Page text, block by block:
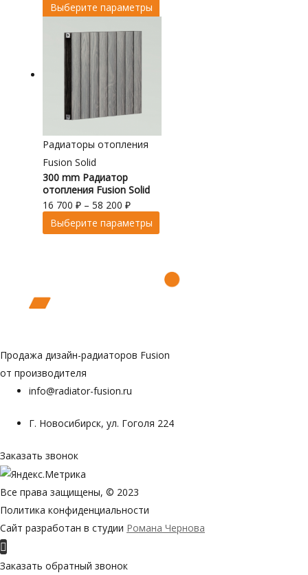
Выберите параметры
Радиаторы отопления
Fusion Solid
300 mm Радиатор
отопления Fusion Solid
16 700 ₽ – 58 200 ₽
Выберите параметры
Продажа дизайн-радиаторов Fusion
от производителя
info@radiator-fusion.ru
Г. Новосибирск, ул. Гоголя 224
Заказать звонок
Все права защищены, © 2023
Политика конфиденциальности
Сайт разработан в студии Романа Чернова
наверх
Заказать обратный звонок